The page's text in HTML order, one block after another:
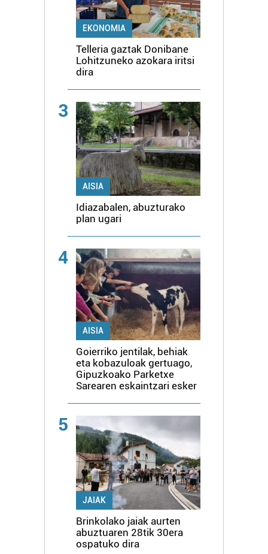
EKONOMIA
Telleria gaztak Donibane
Lohitzuneko azokara iritsi
dira
3
AISIA
Idiazabalen, abuzturako
plan ugari
4
AISIA
Goierriko jentilak, behiak
eta kobazuloak gertuago,
Gipuzkoako Parketxe
Sarearen eskaintzari esker
5
JAIAK
Brinkolako jaiak aurten
abuztuaren 28tik 30era
ospatuko dira